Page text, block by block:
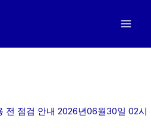
전 점검 안내 2026년06월30일 02시